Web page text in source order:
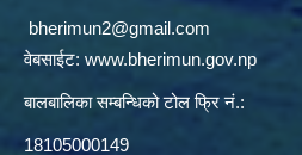
bherimun2@gmail.com
वेबसाईट: www.bherimun.gov.np
बालबालिका सम्बन्धिको टोल फ्रि नं.:
18105000149